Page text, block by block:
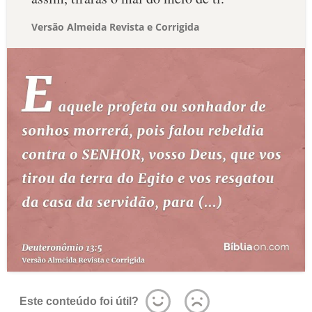
Versão Almeida Revista e Corrigida
Este conteúdo foi útil?